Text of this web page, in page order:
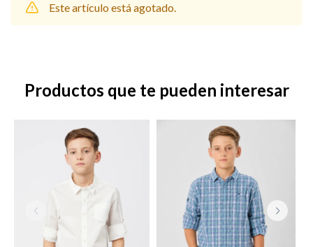
Este artículo está agotado.
Productos que te pueden interesar
Bolsos y valijas Accesorios